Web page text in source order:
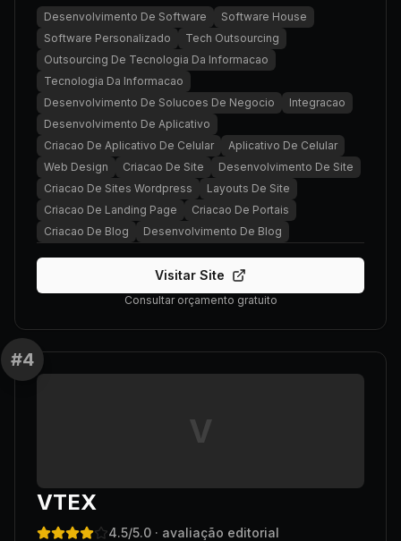
Desenvolvimento De Software
Software House
Software Personalizado
Tech Outsourcing
Outsourcing De Tecnologia Da Informacao
Tecnologia Da Informacao
Desenvolvimento De Solucoes De Negocio
Integracao
Desenvolvimento De Aplicativo
Criacao De Aplicativo De Celular
Aplicativo De Celular
Web Design
Criacao De Site
Desenvolvimento De Site
Criacao De Sites Wordpress
Layouts De Site
Criacao De Landing Page
Criacao De Portais
Criacao De Blog
Desenvolvimento De Blog
Visitar Site
Consultar orçamento gratuito
#4
V
VTEX
4.5/5.0 · avaliação editorial